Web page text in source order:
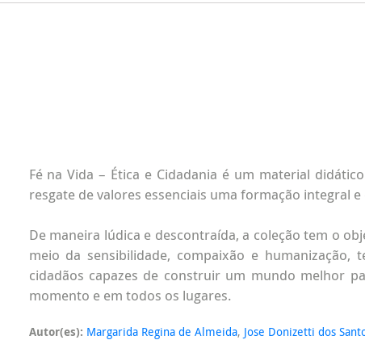
Fé na Vida – Ética e Cidadania é um material
resgate de valores essenciais uma formação integral e
De maneira lúdica e descontraída, a coleção tem o
meio da sensibilidade, compaixão e
cidadãos capazes de construir um mundo melhor
momento e em todos os lugares.
Autor(es): Margarida Regina de Almeida, Jose Donizetti dos